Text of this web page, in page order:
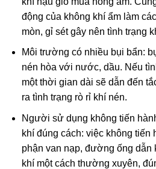
động của không khí ẩm làm
mòn, gỉ sét gây nên tình trạng
Môi trường có nhiều bụi bẩn:
nén hòa với nước, dầu. Nếu
một thời gian dài sẽ dẫn đến
ra tình trạng rò rỉ khí nén.
Người sử dụng không tiến
khí đúng cách: việc không
phận van nạp, đường ống dẫn
khí một cách thường xuyên,